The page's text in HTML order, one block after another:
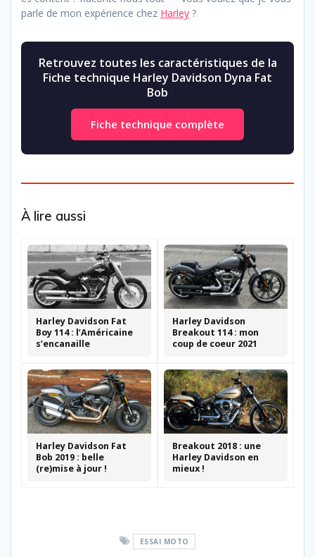
parle de mon expérience chez Harley ?
Retrouvez toutes les caractéristiques de la
Fiche technique Harley Davidson Dyna Fat
Bob
Fiche technique complète
À lire aussi
Harley Davidson Fat
Boy 114 : l’Américaine
s’encanaille
Harley Davidson
Breakout 114 : mon
coup de coeur 2021
Harley Davidson Fat
Bob 2019 : belle
(re)mise à jour !
Breakout 2018 : une
Harley Davidson en
mieux !
ESSAI MOTO